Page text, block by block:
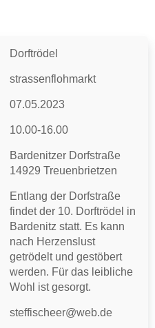
Dorftrödel
strassenflohmarkt
07.05.2023
10.00-16.00
Bardenitzer Dorfstraße
14929 Treuenbrietzen
Entlang der Dorfstraße
findet der 10. Dorftrödel in
Bardenitz statt. Es kann
nach Herzenslust
getrödelt und gestöbert
werden. Für das leibliche
Wohl ist gesorgt.
steffischeer@web.de